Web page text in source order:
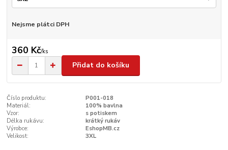
Nejsme plátci DPH
360 Kč/ks
Přidat do košíku
Číslo produktu:
P001-018
Materiál:
100% bavlna
Vzor:
s potiskem
Délka rukávu:
krátký rukáv
Výrobce:
EshopMB.cz
Velikost:
3XL